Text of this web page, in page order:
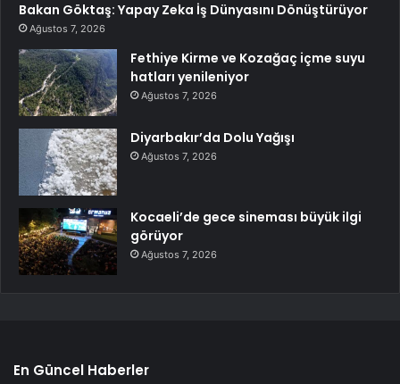
Bakan Göktaş: Yapay Zeka İş Dünyasını Dönüştürüyor
Ağustos 7, 2026
Fethiye Kirme ve Kozağaç içme suyu
hatları yenileniyor
Ağustos 7, 2026
Diyarbakır’da Dolu Yağışı
Ağustos 7, 2026
Kocaeli’de gece sineması büyük ilgi
görüyor
Ağustos 7, 2026
En Güncel Haberler